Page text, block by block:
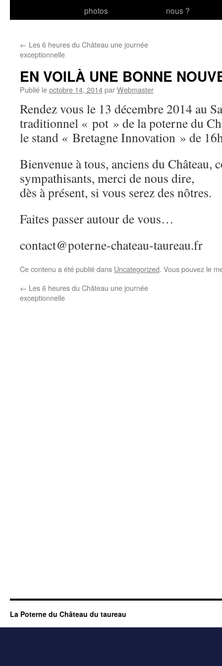
photos
nous ?
← Les 6 heures du Château une journée
exceptionnelle
EN VOILÀ UNE BONNE
Publié leoctobre 14, 2014parWebmaster
Rendez vous le 13 décembre 2014 au
traditionnel « pot » de la poterne du
le stand « Bretagne Innovation » de
Bienvenue à tous, anciens du Château,
sympathisants, merci de nous dire,
dès à présent, si vous serez des nôtres.
Faites passer autour de vous…
contact@poterne-chateau-taureau.fr
Ce contenu a été publié dans Uncategorized. Vous pouvez le
← Les 6 heures du Château une journée
exceptionnelle
La Poterne du Château du taureau